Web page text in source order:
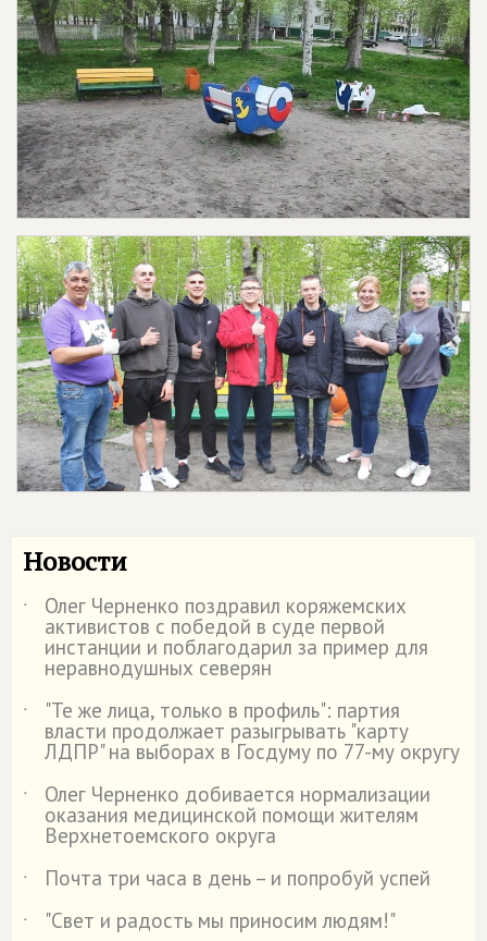
Новости
˙ Олег Черненко поздравил коряжемских
активистов с победой в суде первой
инстанции и поблагодарил за пример для
неравнодушных северян
˙
"Те же лица, только в профиль": партия
власти продолжает разыгрывать "карту
ЛДПР" на выборах в Госдуму по 77-му округу
˙
Олег Черненко добивается нормализации
оказания медицинской помощи жителям
Верхнетоемского округа
˙
Почта три часа в день – и попробуй успей
˙
"Свет и радость мы приносим людям!"